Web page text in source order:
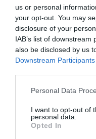
us or personal
your opt-out. You may
disclosure of your
IAB’s list of
also be disclosed by us
Downstream Participants
Please note that this
not limited to your visit
grant or deny consent
use your data for below
Personal Data
I want to opt-out of
personal data.
Opted In
Με Θέμελη η